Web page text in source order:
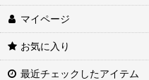
マイページ
お気に入り
最近チェックしたアイテム